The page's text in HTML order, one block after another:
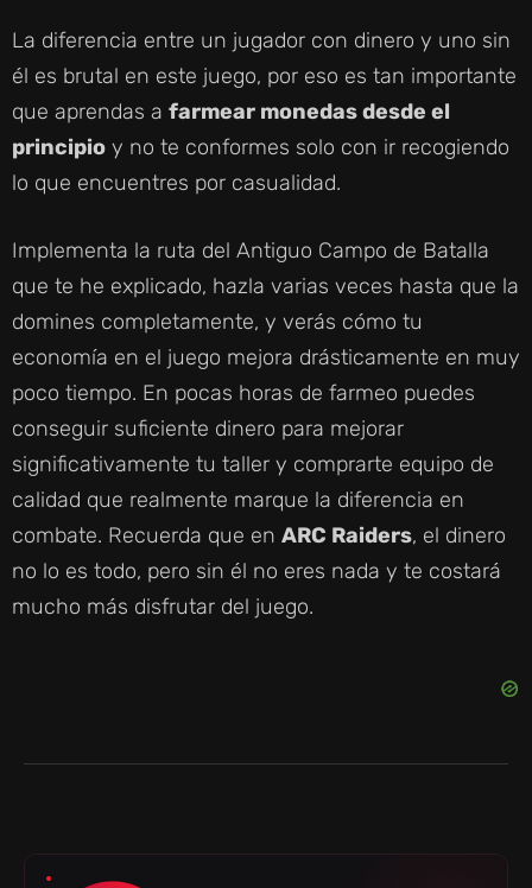
La diferencia entre un jugador con dinero y uno sin
él es brutal en este juego, por eso es tan importante
que aprendas a farmear monedas desde el
principio y no te conformes solo con ir recogiendo
lo que encuentres por casualidad.
Implementa la ruta del Antiguo Campo de Batalla
que te he explicado, hazla varias veces hasta que la
domines completamente, y verás cómo tu
economía en el juego mejora drásticamente en muy
poco tiempo. En pocas horas de farmeo puedes
conseguir suficiente dinero para mejorar
significativamente tu taller y comprarte equipo de
calidad que realmente marque la diferencia en
combate. Recuerda que en ARC Raiders, el dinero
no lo es todo, pero sin él no eres nada y te costará
mucho más disfrutar del juego.